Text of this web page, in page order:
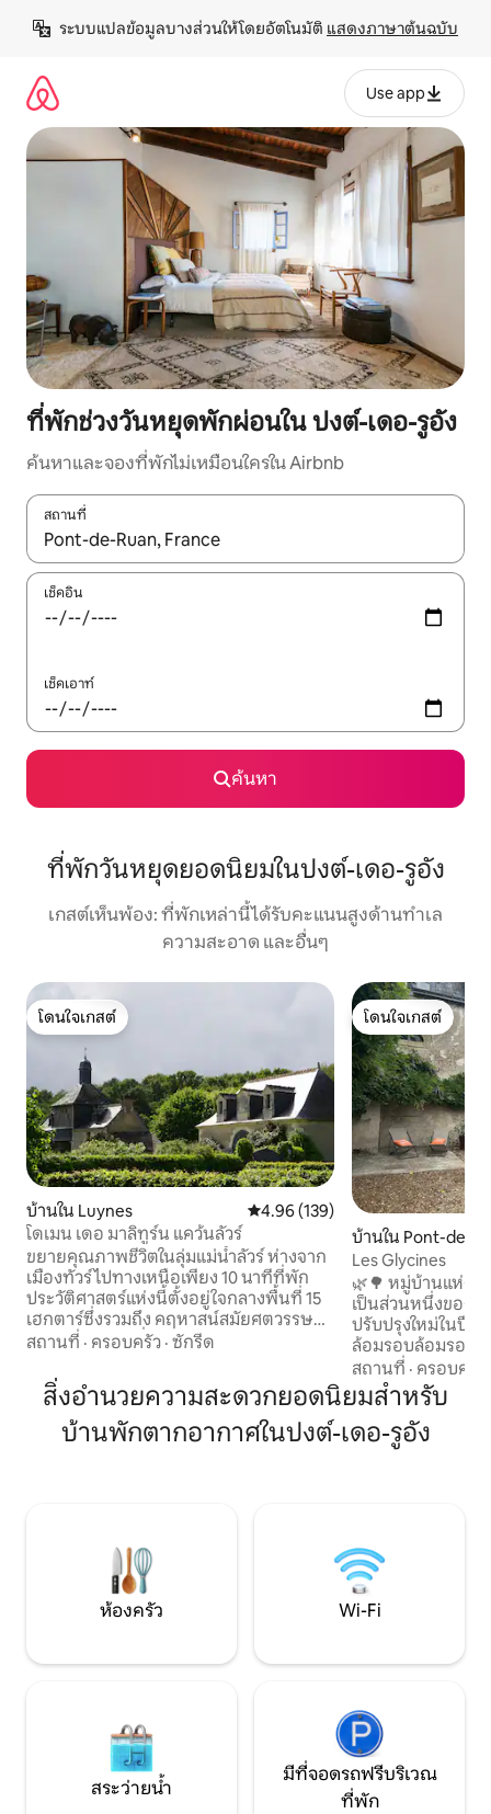
เนื้อหา
ระบบแปลข้อมูลบางส่วนให้โดยอัตโนมัติ แสดงภาษาต้นฉบับ
Use app
ที่พักช่วงวันหยุดพักผ่อนใน ปงต์-เดอ-รูอัง
ค้นหาและจองที่พักไม่เหมือนใครใน Airbnb
สถานที่
ใช้ลูกศรขึ้นลง หรือใช้การสัมผัสหรือปัด เพื่อสำรวจผลการค้นหา
เช็คอิน
เช็คเอาท์
ค้นหา
ที่พักวันหยุดยอดนิยมในปงต์-เดอ-รูอัง
เกสต์เห็นพ้อง: ที่พักเหล่านี้ได้รับคะแนนสูงด้านทำเล
ความสะอาด และอื่นๆ
โดนใจเกสต์
โดนใจเกสต์
บ้านใน Luynes คะแนนเฉลี่ย 4.96 จาก 5, 139 รีวิว
4.96 (139)
โดเมน เดอ มาลิทูร์น แคว้นลัวร์
ขยายคุณภาพชีวิตในลุ่มแม่น้ำลัวร์ ห่างจาก
เมืองทัวร์ไปทางเหนือเพียง 10 นาทีที่พัก
ประวัติศาสตร์แห่งนี้ตั้งอยู่ใจกลางพื้นที่ 15
เฮกตาร์ซึ่งรวมถึง คฤหาสน์สมัยศตวรรษที่
17 เล้านกพิราบที่เต็มไปด้วยประตูทางตอน
ศตวรรษที่ 16 และฟาร์มที่ดัดแปลงด้วย
ความรักเพื่อต้อนรับผู้เข้าพักได้สูงสุด 10 คน
(เตียงเดี่ยวทั้งหมด) อาคารขนาด 300
ตารางเมตรได้รับการดัดแปลงและปรับปรุง
สัปดาห์ ชั้นล่าง: ห้องรับรองขนาดใหญ่ 2
ห้อง (แต่ละห้องขนาด 50 ตารางเมตร) หัน
หน้าไปทางทิศใต้ ห้องครัวที่มีอุปกรณ์ครบ
ครันและห้องซักรีดห้องน้ำและห้องสุขาแยก
น้ำฝักบัวในตัว เข้าถึงสวนส่วนตัวได้โดยตรง
กิจกรรมมากมายในภูมิภาคนี้ขึ้นอยู่กับ
รสนิยมของคุณคุณสามารถค้นพบมรดก
ทางประวัติศาสตร์ของภูมิภาค Tourraine
และ Anjou สำรวจสวนสวยหรือลอง
สถานที่ · ครอบครัว · ซักรีด
โดนใจเกสต์
โดนใจเกสต์
บ้านใน Pont-de-
Les Glycines
🌿🌳 หมู่บ้านแห่งค
เป็นส่วนหนึ่งของบ้าน
ปรับปรุงใหม่ในปี 2025 ที่จอดรถในที่
ล้อมรอบล้อมรอบด้
มะนาว ⚜️ ทำเลที่ตั้งดีเยี่ยมตั้งอยู่ระหว่าง 10
ถึง 20 นาทีจากปรา
Villandry และ
Chinon: 30 นาที
ไป 2 กม. พิพิธภัณฑ์
สถานที่ · ครอบครัว
สิ่งอำนวยความสะดวกยอดนิยมสำหรับ
บ้านพักตากอากาศในปงต์-เดอ-รูอัง
ห้องครัว Wi-Fi
สระว่ายน้ำ
มีที่จอดรถฟรีบริเวณ
ที่พัก